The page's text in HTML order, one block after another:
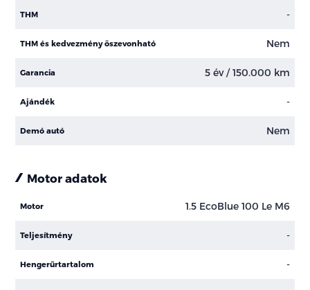
THM -
THM és kedvezmény öszevonható Nem
Garancia 5 év / 150.000 km
Ajándék -
Demó autó Nem
Motor adatok
Motor 1.5 EcoBlue 100 Le M6
Teljesítmény -
Hengerűrtartalom -